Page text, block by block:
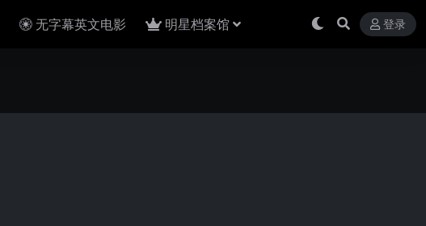
无字幕英文电影 明星档案馆 登录